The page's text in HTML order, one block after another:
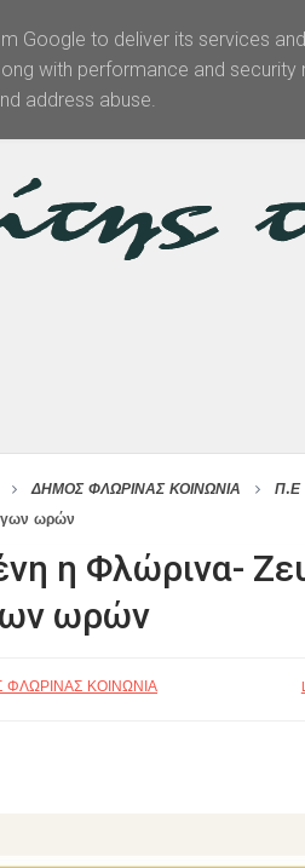
Αρχική Θεματολογία
ΔΗΜΟΣ ΦΛΩΡΙΝΑΣ ΚΟΙΝΩΝΙΑ Π.Ε
ωρών
η Φλώρινα-
ωρών
ΚΟΙΝΩΝΙΑ
Google to deliver its services
with performance and
address abuse.